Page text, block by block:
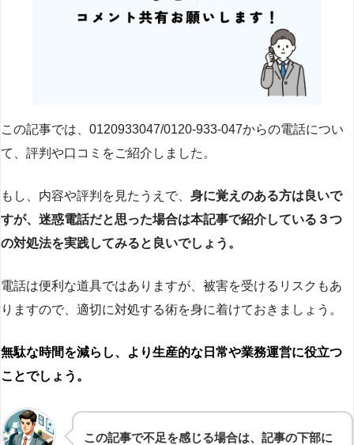
この記事では、0120933047/0120-933-047からの電話につい
て、評判や口コミをご紹介しました。
もし、内容や評判を見たうえで、 身に覚えのある方は良いで
すが、迷惑電話だと思った場合は本記事で紹介している３つ
の対処法を実践してみると良いでしょう。
電話は便利な道具ではありますが、被害を受けるリスクもあ
りますので、適切に対処する術を身に着けておきましょう。
無駄な時間を減らし、より生産的な日常や業務運営に役立つ
ことでしょう。
この記事で不足を感じる場合は、記事の下部に